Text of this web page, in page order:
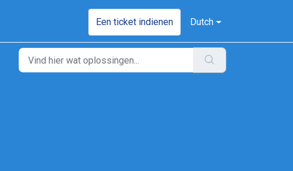
Een ticket indienen
Dutch